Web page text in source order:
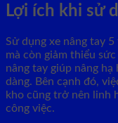
Lợi ích khi sử
Sử dụng xe nâng tay
mà còn giảm thiểu
nâng tay giúp nâng
dàng. Bên cạnh đó,
kho cũng trở nên linh
công việc.